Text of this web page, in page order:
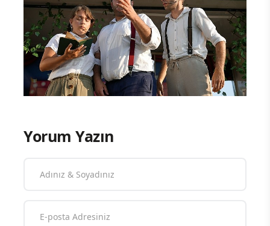
Yorum Yazın